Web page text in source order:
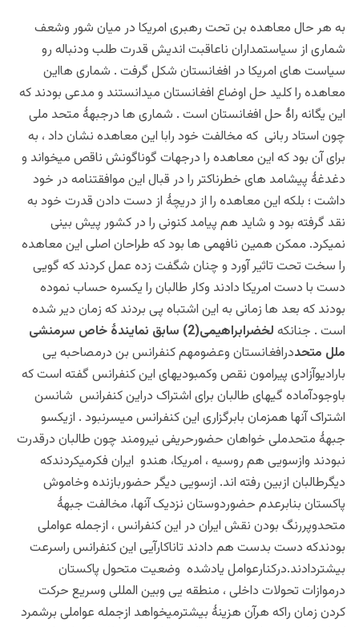
به هر حال معاهده بن تحت رهبری امریکا در میان شور وشعف
شماری از سیاستمداران ناعاقبت اندیش قدرت طلب ودنباله رو
سیاست های امریکا در افغانستان شکل گرفت . شماری هااین
معاهده را کلید حل اوضاع افغانستان میدانستند و مدعی بودند که
این یگانه راۀ حل افغانستان است . شماری ها درجبهۀ متحد ملی
چون استاد ربانی که مخالفت خود رابا این معاهده نشان داد ، به
برای آن بود که این معاهده را درجهات گوناگونش ناقص میخواند و
دغدغۀ پیشامد های خطرناکتر را در قبال این موافقتنامه در خود
داشت ؛ بلکه این معاهده را از دریچۀ از دست دادن قدرت خود به
نقد گرفته بود و شاید هم پیامد کنونی را در کشور پیش بینی
نمیکرد. ممکن همین نافهمی ها بود که طراحان اصلی این معاهده
را سخت تحت تاثیر آورد و چنان شگفت زده عمل کردند که گویی
دست با دست امریکا دادند وکار طالبان را یکسره حساب نموده
بودند که بعد ها زمانی به این اشتباه پی بردند که زمان دیر شده
است . جنانکه
لخضرابراهیمی(2) سابق نمایندۀ خاص سرمنشی
ملل متحددرافغانستان وعضومهم کنفرانس بن درمصاحبه یی
بارادیوآزادی پیرامون نقص وکمبودیهای این کنفرانس گفته است که
باوجودآماده گیهای طالبان برای اشتراک دراین کنفرانس شانسن
اشتراک آنها همزمان بابرگزاری این کنفرانس میسرنبود . ازیکسو
جبهۀ متحدملی خواهان حضورحریفی نیرومند چون طالبان درقدرت
نبودند وازسویی هم روسیه ، امریکا، هندو ایران فکرمیکردندکه
دیگرطالبان ازبین رفته اند. ازسویی دیگر حضوربازنده وخاموش
پاکستان بنابرعدم حضوردوستان نزدیک آنها، مخالفت جبهۀ
متحدوپررنگ بودن نقش ایران در این کنفرانس ، ازجمله عواملی
بودندکه دست بدست هم دادند تاناکارآیی این کنفرانس راسرعت
بیشتردادند.درکنارعوامل یادشده وضعیت متحول پاکستان
درموازات تحولات داخلی ، منطقه یی وبین المللی وسریع حرکت
کردن زمان راکه هرآن هزینۀ بیشترمیخواهد ازجمله عواملی برشمرد